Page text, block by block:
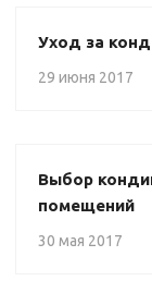
Уход за
29 июня 2017
Выбор
помещений
30 мая 2017